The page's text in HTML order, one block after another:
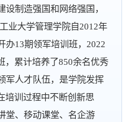
制造强国和网络强国，
业大学管理学院自2012年
办13期领军培训班，2022
，累计培养了850余名优秀
军人才队伍，是学院发挥
培训过程中不断创新思
堂、移动课堂、名企游